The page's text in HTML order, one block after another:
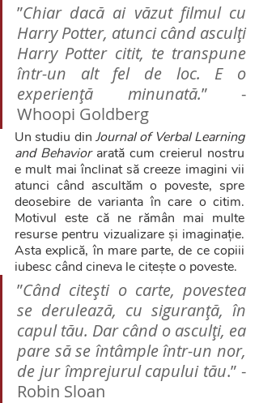
”Chiar dacă ai văzut filmul cu
Harry Potter, atunci când asculți
Harry Potter citit, te transpune
într-un alt fel de loc. E o
experiență minunată.” -
Whoopi Goldberg
Un studiu din Journal of Verbal Learning
and Behavior arată cum creierul nostru
e mult mai înclinat să creeze imagini vii
atunci când ascultăm o poveste, spre
deosebire de varianta în care o citim.
Motivul este că ne rămân mai multe
resurse pentru vizualizare și imaginație.
Asta explică, în mare parte, de ce copiii
iubesc când cineva le citește o poveste.
”Când citești o carte, povestea
se derulează, cu siguranță, în
capul tău. Dar când o asculți, ea
pare să se întâmple într-un nor,
de jur împrejurul capului tău.” -
Robin Sloan